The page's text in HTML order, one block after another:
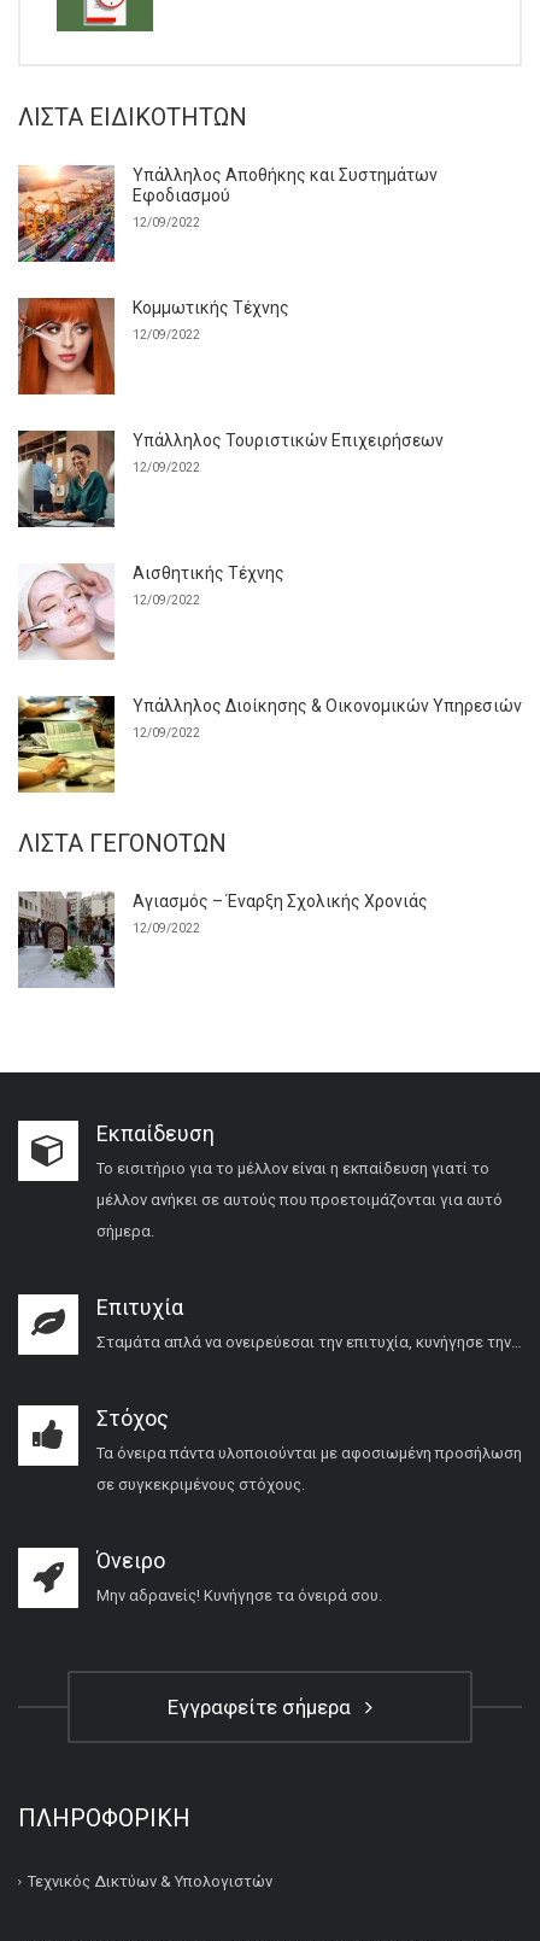
ΛΊΣΤΑ ΕΙΔΙΚΟΤΉΤΩΝ
Υπάλληλος Αποθήκης και Συστημάτων
Εφοδιασμού
12/09/2022
Κομμωτικής Τέχνης
12/09/2022
Υπάλληλος Τουριστικών Επιχειρήσεων
12/09/2022
Αισθητικής Τέχνης
12/09/2022
Υπάλληλος Διοίκησης & Οικονομικών Υπηρεσιών
12/09/2022
ΛΊΣΤΑ ΓΕΓΟΝΌΤΩΝ
Αγιασμός – Έναρξη Σχολικής Χρονιάς
12/09/2022
Εκπαίδευση
Το εισιτήριο για το μέλλον είναι η εκπαίδευση γιατί το
μέλλον ανήκει σε αυτούς που προετοιμάζονται για αυτό
σήμερα.
Επιτυχία
Σταμάτα απλά να ονειρεύεσαι την επιτυχία, κυνήγησε την…
Στόχος
Τα όνειρα πάντα υλοποιούνται με αφοσιωμένη προσήλωση
σε συγκεκριμένους στόχους.
Όνειρο
Μην αδρανείς! Κυνήγησε τα όνειρά σου.
Εγγραφείτε σήμερα
ΠΛΗΡΟΦΟΡΙΚΉ
Τεχνικός Δικτύων & Υπολογιστών